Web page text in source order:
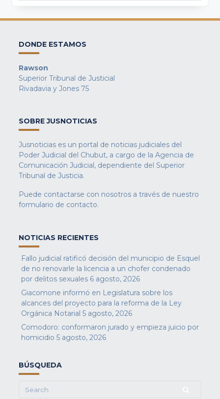
DONDE ESTAMOS
Rawson
Superior Tribunal de Justicial
Rivadavia y Jones 75
SOBRE JUSNOTICIAS
Jusnoticias es un portal de noticias judiciales del
Poder Judicial del Chubut, a cargo de la Agencia de
Comunicación Judicial, dependiente del Superior
Tribunal de Justicia.
Puede contactarse con nosotros a través de nuestro
formulario de contacto.
NOTICIAS RECIENTES
Fallo judicial ratificó decisión del municipio de Esquel
de no renovarle la licencia a un chofer condenado
por delitos sexuales 6 agosto, 2026
Giacomone informó en Legislatura sobre los
alcances del proyecto para la reforma de la Ley
Orgánica Notarial 5 agosto, 2026
Comodoro: conformaron jurado y empieza juicio por
homicidio 5 agosto, 2026
BÚSQUEDA
Search